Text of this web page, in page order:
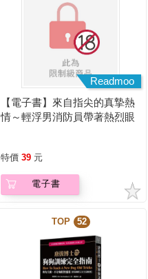
Readmoo
【電子書】來自指尖的真摯熱
情～輕浮男消防員帶著熱烈眼
特價 39 元
電子書
TOP 52